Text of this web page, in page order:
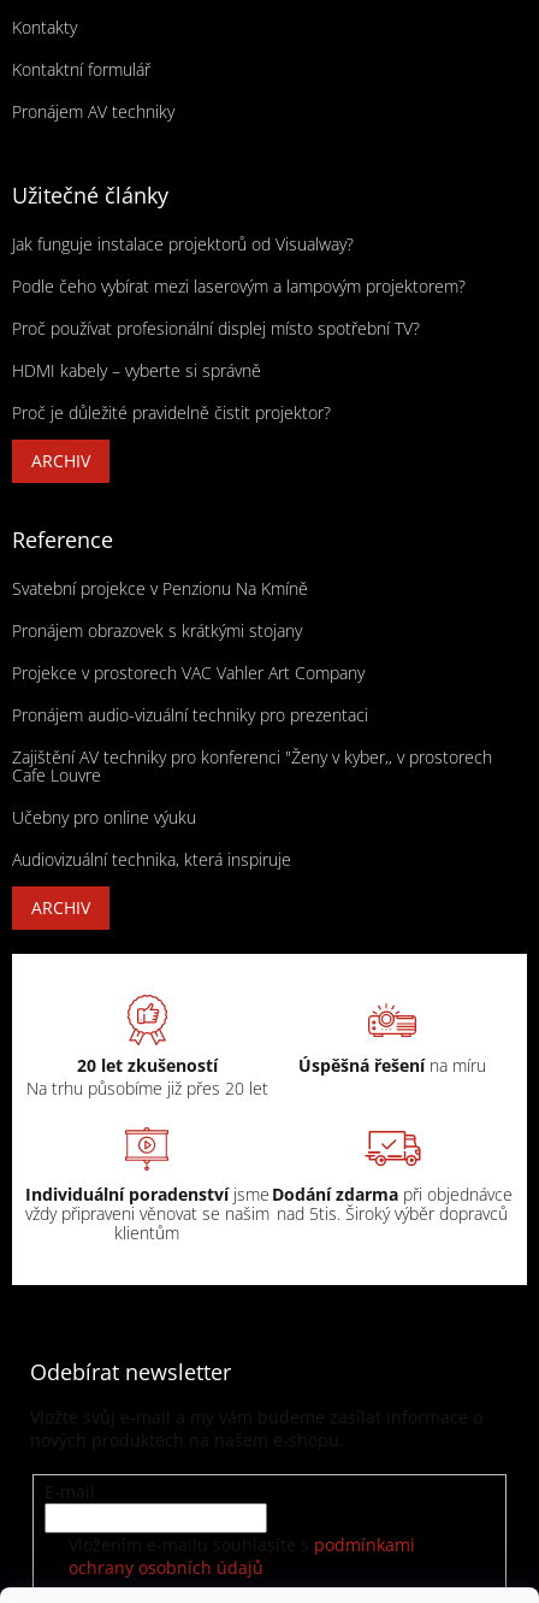
Kontakty
Kontaktní formulář
Pronájem AV techniky
Užitečné články
Jak funguje instalace projektorů od Visualway?
Podle čeho vybírat mezi laserovým a lampovým projektorem?
Proč používat profesionální displej místo spotřební TV?
HDMI kabely – vyberte si správně
Proč je důležité pravidelně čistit projektor?
ARCHIV
Reference
Svatební projekce v Penzionu Na Kmíně
Pronájem obrazovek s krátkými stojany
Projekce v prostorech VAC Vahler Art Company
Pronájem audio-vizuální techniky pro prezentaci
Zajištění AV techniky pro konferenci "Ženy v kyber,, v prostorech
Cafe Louvre
Učebny pro online výuku
Audiovizuální technika, která inspiruje
ARCHIV
20 let zkušeností
Na trhu působíme již přes 20 let
Úspěšná řešení na míru
Individuální poradenstvíjsme
vždy připraveni věnovat se našim
klientům
Dodání zdarma při objednávce
nad 5tis. Široký výběr dopravců
Odebírat newsletter
Vložte svůj e-mail a my vám budeme zasílat informace o
nových produktech na našem e-shopu.
E-mail
Vložením e-mailu souhlasíte s podmínkami
ochrany osobních údajů